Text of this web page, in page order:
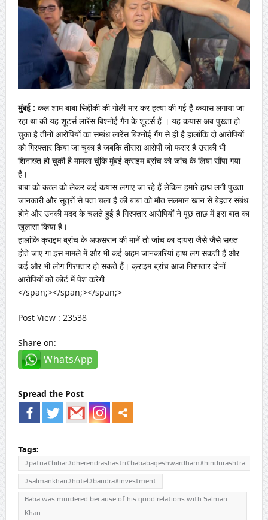
मुंबई : कल शाम बाबा सिद्दीकी की गोली मार कर हत्या की गई है कयास लगाया जा
रहा था की यह शूटर्स लारेंस बिश्नोई गैंग के शूटर्स हैं । यह कयास अब पुख्ता हो
चुका है तीनों आरोपियों का सम्बंध लारेंस बिश्नोई गैंग से ही है हालांकि दो आरोपियों
को गिरफ्तार किया जा चुका है जबकि तीसरा आरोपी जो फरार है उसकी भी
शिनाख्त हो चुकी है मामला चुंकि मुंबई क्राइम ब्रांच को जांच के लिया सौंपा गया
है।
बाबा को कत्ल को लेकर कई कयास लगाए जा रहे हैं लेकिन हमारे हाथ लगी पुख्ता
जानकारी और सूत्रों से पता चला है की बाबा को मौत सलमान खान से बेहतर संबंध
होने और उनकी मदद के चलते हुई है गिरफ्तार आरोपियों ने पूछ ताछ में इस बात का
खुलासा किया है।
हालांकि क्राइम ब्रांच के अफसरान की मानें तो जांच का दायरा जैसे जैसे सख्त
होते जाए गा इस मामले में और भी कई अहम जानकारियां हाथ लग सकती हैं और
कई और भी लोग गिरफ्तार हो सकते हैं। क्राइम ब्रांच आज गिरफ्तार दोनों
आरोपियों को कोर्ट में पेश करेगी
</span;></span;></span;>
Post View : 23538
Share on:
WhatsApp
Spread the Post
Tags:
#patna#bihar#dherendrashastri#bababageshwardham#hindurashtra
#salmankhan#hotel#bandra#investment
Baba was murdered because of his good relations with Salman
Khan